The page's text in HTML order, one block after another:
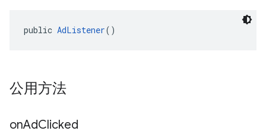
public AdListener()
公用方法
onAdClicked